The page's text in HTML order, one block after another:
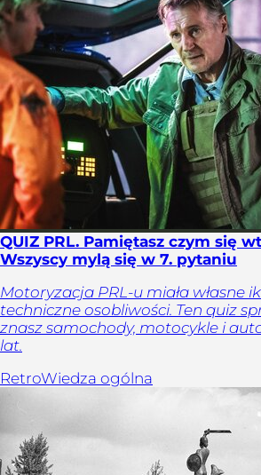
QUIZ PRL. Pamiętasz czym się
Wszyscy mylą się w 7. pytaniu
Motoryzacja PRL-u miała własne
techniczne osobliwości. Ten quiz
znasz samochody, motocykle i
lat.
RetroWiedza ogólna